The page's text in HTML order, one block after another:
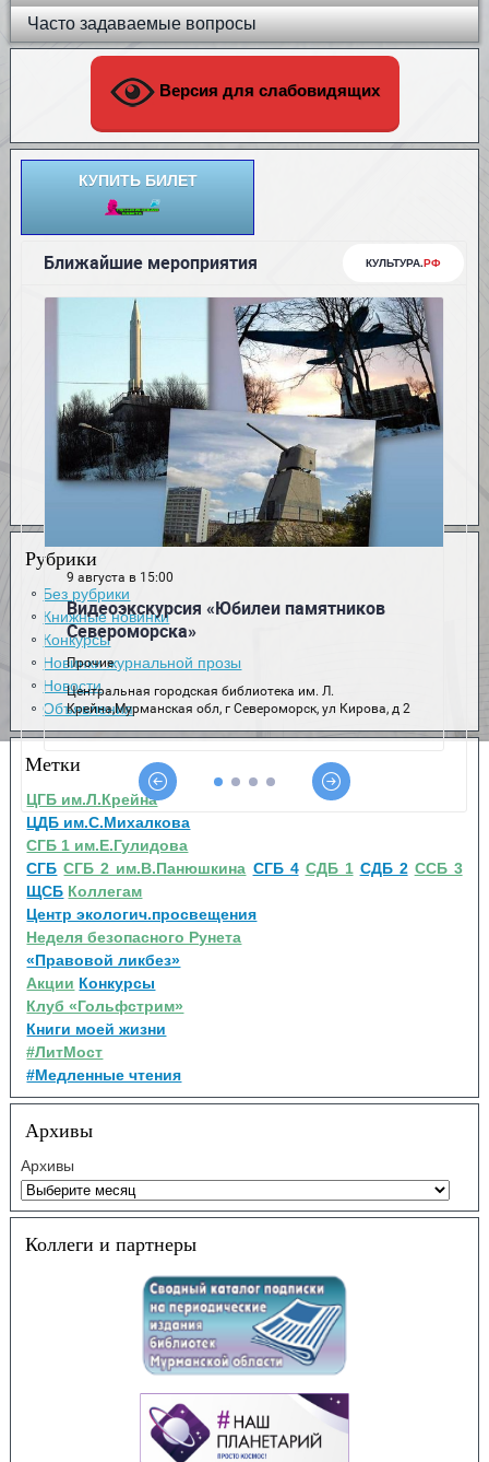
Часто задаваемые вопросы
Версия для слабовидящих
КУПИТЬ БИЛЕТ
Рубрики
Без рубрики
Книжные новинки
Конкурсы
Новинки журнальной прозы
Новости
Объявления
Метки
ЦГБ им.Л.Крейна
ЦДБ им.С.Михалкова
СГБ 1 им.Е.Гулидова
СГБ СГБ 2 им.В.Панюшкина СГБ 4 СДБ 1 СДБ 2 ССБ 3
ЩСБ Коллегам
Центр экологич.просвещения
Неделя безопасного Рунета
«Правовой ликбез»
Акции Конкурсы
Клуб «Гольфстрим»
Книги моей жизни
#ЛитМост
#Медленные чтения
Архивы
Архивы
Коллеги и партнеры